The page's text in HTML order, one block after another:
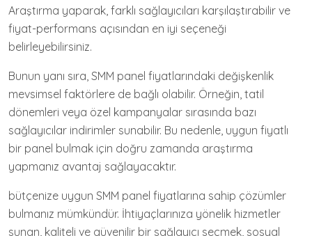
Araştırma yaparak, farklı sağlayıcıları karşılaştırabilir ve
fiyat-performans açısından en iyi seçeneği
belirleyebilirsiniz.
Bunun yanı sıra, SMM panel fiyatlarındaki değişkenlik
mevsimsel faktörlere de bağlı olabilir. Örneğin, tatil
dönemleri veya özel kampanyalar sırasında bazı
sağlayıcılar indirimler sunabilir. Bu nedenle, uygun fiyatlı
bir panel bulmak için doğru zamanda araştırma
yapmanız avantaj sağlayacaktır.
bütçenize uygun SMM panel fiyatlarına sahip çözümler
bulmanız mümkündür. İhtiyaçlarınıza yönelik hizmetler
sunan, kaliteli ve güvenilir bir sağlayıcı seçmek, sosyal